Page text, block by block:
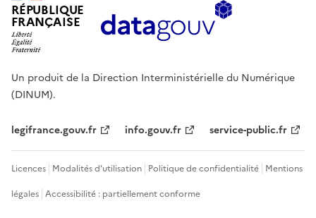
RÉPUBLIQUE
FRANÇAISE
Un produit de la Direction Interministérielle du Numérique
(DINUM).
legifrance.gouv.fr info.gouv.fr service-public.fr
Licences Modalités d'utilisation Politique de confidentialité Mentions
légales Accessibilité : partiellement conforme